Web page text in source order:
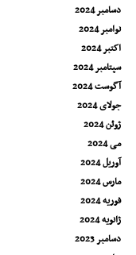
دسامبر 2024
نوامبر 2024
اکتبر 2024
سپتامبر 2024
آگوست 2024
جولای 2024
ژوئن 2024
می 2024
آوریل 2024
مارس 2024
فوریه 2024
ژانویه 2024
دسامبر 2023